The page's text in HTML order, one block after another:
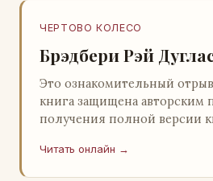
ЧЕРТОВО КОЛЕСО
Брэдбери Рэй
Это ознакомительный
книга защищена авторским
получения полной версии
легального ко…
Читать онлайн →